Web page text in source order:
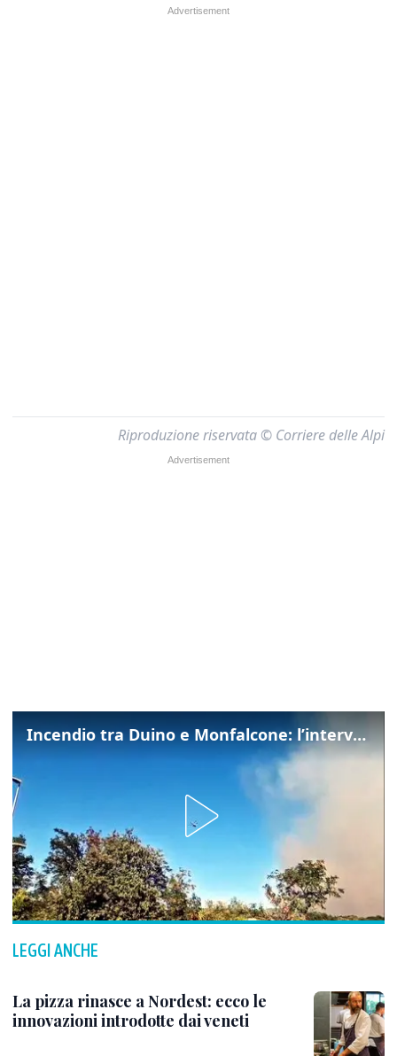
Riproduzione riservata © Corriere delle Alpi
Incendio tra Duino e Monfalcone: l’intervento dei vigili del fuoco
LEGGI ANCHE
La pizza rinasce a Nordest: ecco le
innovazioni introdotte dai veneti